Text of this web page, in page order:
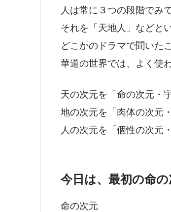
人は常に３つの段階でみ
それを「天地人」などと
どこかのドラマで聞いた
華道の世界では、よく使
天の次元を「命の次元・
地の次元を「肉体の次元
人の次元を「個性の次元
今日は、最初の命
命の次元